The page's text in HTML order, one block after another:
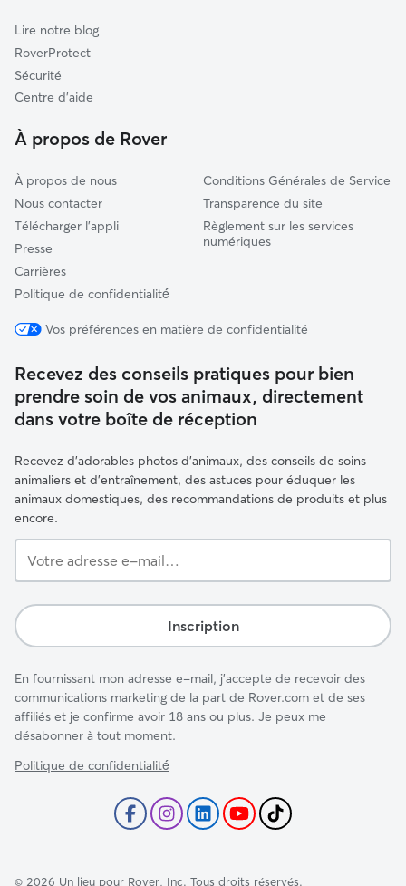
Étrœungt
Valenciennes
Aulnoy-lez-Valenciennes
Lire notre blog
RoverProtect
Sécurité
Centre d'aide
À propos de Rover
À propos de nous
Nous contacter
Télécharger l'appli
Presse
Carrières
Politique de confidentialité́
Conditions Générales de Service
Transparence du site
Règlement sur les services
numériques
Vos préférences en matière de confidentialité
Recevez des conseils pratiques pour bien
prendre soin de vos animaux, directement
dans votre boîte de réception
Recevez d'adorables photos d'animaux, des conseils de soins
animaliers et d'entraînement, des astuces pour éduquer les
animaux domestiques, des recommandations de produits et plus
encore.
adresse
mail…
Inscription
En fournissant mon adresse e-mail, j'accepte de recevoir des
communications marketing de la part de Rover.com et de ses
affiliés et je confirme avoir 18 ans ou plus. Je peux me
désabonner à tout moment.
Politique de confidentialité́
© 2026 Un lieu pour Rover, Inc. Tous droits réservés.